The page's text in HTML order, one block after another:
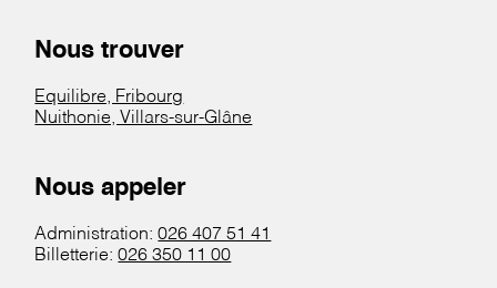
Nous trouver
Equilibre, Fribourg
Nuithonie, Villars-sur-Glâne
Nous appeler
Administration:026 407 51 41
Billetterie:026 350 11 00